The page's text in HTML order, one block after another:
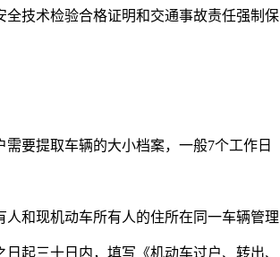
技术检验合格证明和交通事故责任强制保
要提取车辆的大小档案，一般7个工作日
和现机动车所有人的住所在同一车辆管理
起三十日内，填写《机动车过户、转出、